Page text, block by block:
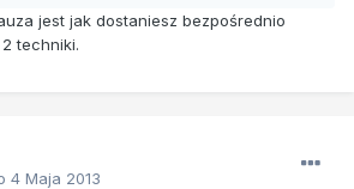
jest jak dostaniesz bezpośrednio
techniki.
4 Maja 2013